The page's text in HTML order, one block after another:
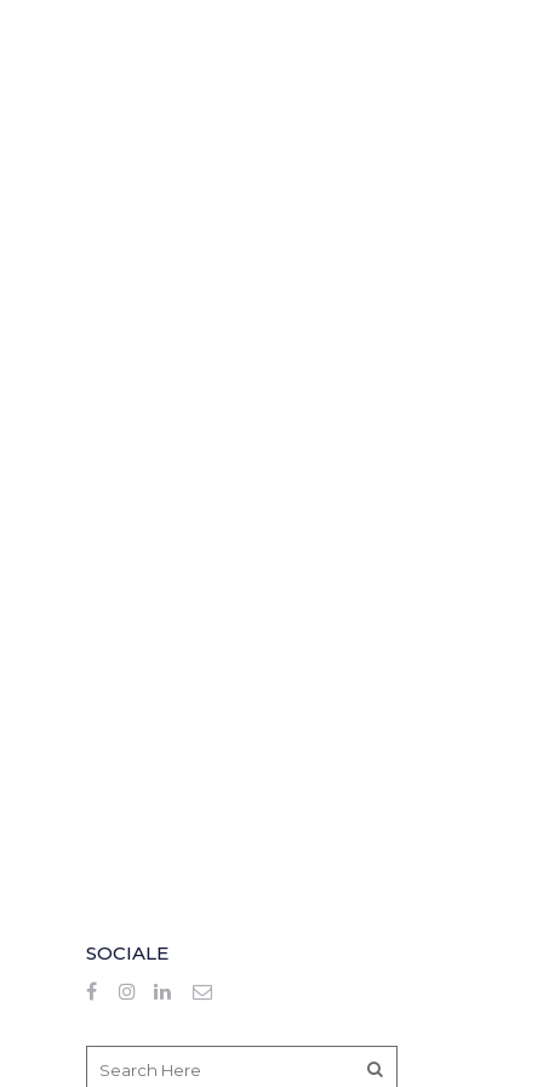
SOCIALE